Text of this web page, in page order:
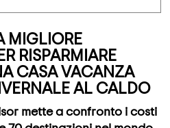
MIGLIORE
RISPARMIARE
CASA VACANZA
AL CALDO
mette a confronto i costi